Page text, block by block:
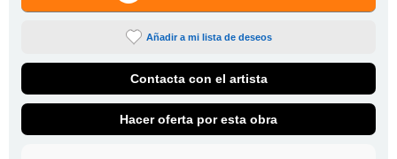
Añadir a mi lista de deseos
Contacta con el artista
Hacer oferta por esta obra